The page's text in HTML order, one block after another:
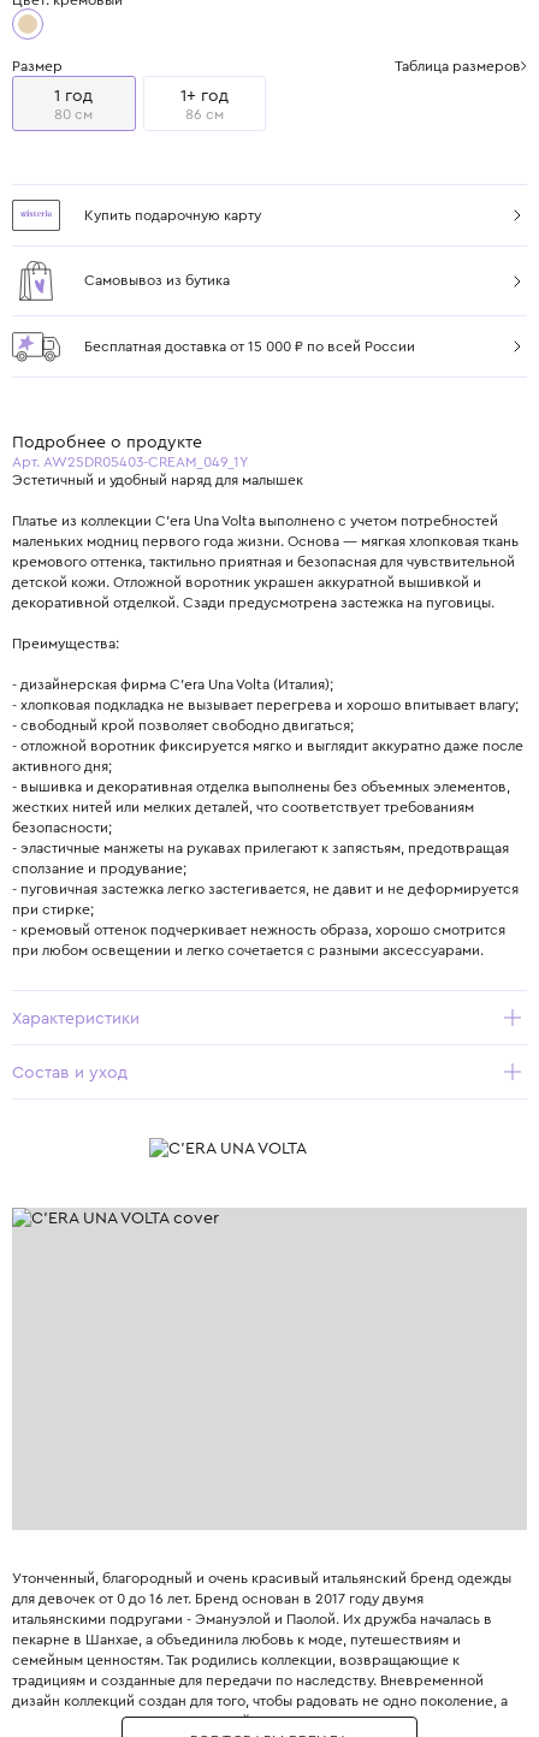
Размер Таблица размеров
1 год
80 см
1+ год
86 см
Купить подарочную карту
Самовывоз из бутика
Бесплатная доставка от 15 000 ₽ по всей России
Подробнее о продукте
Арт. AW25DR05403-CREAM_049_1Y
Эстетичный и удобный наряд для малышек
Платье из коллекции C’era Una Volta выполнено с учетом потребностей
маленьких модниц первого года жизни. Основа — мягкая хлопковая ткань
кремового оттенка, тактильно приятная и безопасная для чувствительной
детской кожи. Отложной воротник украшен аккуратной вышивкой и
декоративной отделкой. Сзади предусмотрена застежка на пуговицы.
Преимущества:
- дизайнерская фирма C’era Una Volta (Италия);
- хлопковая подкладка не вызывает перегрева и хорошо впитывает влагу;
- свободный крой позволяет свободно двигаться;
- отложной воротник фиксируется мягко и выглядит аккуратно даже после
активного дня;
- вышивка и декоративная отделка выполнены без объемных элементов,
жестких нитей или мелких деталей, что соответствует требованиям
безопасности;
- эластичные манжеты на рукавах прилегают к запястьям, предотвращая
сползание и продувание;
- пуговичная застежка легко застегивается, не давит и не деформируется
при стирке;
- кремовый оттенок подчеркивает нежность образа, хорошо смотрится
при любом освещении и легко сочетается с разными аксессуарами.
Характеристики
Состав и уход
Утонченный, благородный и очень красивый итальянский бренд одежды
для девочек от 0 до 16 лет. Бренд основан в 2017 году двумя
итальянскими подругами - Эмануэлой и Паолой. Их дружба началась в
пекарне в Шанхае, а объединила любовь к моде, путешествиям и
семейным ценностям. Так родились коллекции, возвращающие к
традициям и созданные для передачи по наследству. Вневременной
дизайн коллекций создан для того, чтобы радовать не одно поколение, а
передаваться от старших дочерей младшим.